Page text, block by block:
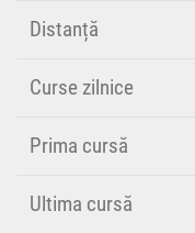
Distanță
Curse zilnice
Prima cursă
Ultima cursă